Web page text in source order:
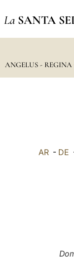
La SANTA
ANGELUS -
AR- DE